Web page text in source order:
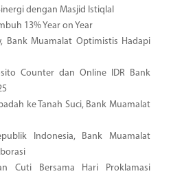
dengan Masjid Istiqlal
13% Year on Year
Bank Muamalat Optimistis Hadapi
Counter dan Online IDR Bank
ke Tanah Suci, Bank Muamalat
Indonesia, Bank Muamalat
Cuti Bersama Hari Proklamasi